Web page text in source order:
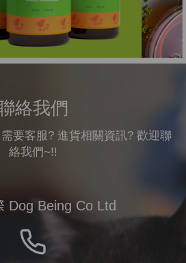
絡我們
要客服? 進貨相關資訊? 歡迎聯
絡我們~!!
Dog Being Co Ltd